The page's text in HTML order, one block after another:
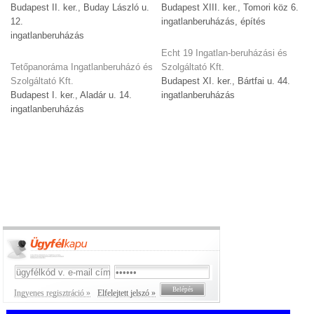
Budapest II. ker., Buday László u.
12.
ingatlanberuházás
Tetőpanoráma Ingatlanberuházó és
Szolgáltató Kft.
Budapest I. ker., Aladár u. 14.
ingatlanberuházás
Budapest XIII. ker., Tomori köz 6.
ingatlanberuházás, építés
Echt 19 Ingatlan-beruházási és
Szolgáltató Kft.
Budapest XI. ker., Bártfai u. 44.
ingatlanberuházás
Ingyenes regisztráció » Elfelejtett jelszó »